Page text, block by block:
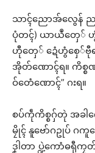
သာၚ်ညောအ်လွေန် ညး
ပုံတၚ်) ယာယဳတှေ် ဟွံ
ဟီုတှေ် ဍေံဟွံစှေ်ဗီုရ
အိုတ်ဏောၚ်ရ။ ကိစ္စ
ဝ်တေံဏောၚ်” ဂးရ။
စပ်ကဵုကိစ္စဂှ်တုဲ အခါ
မၠိုၚ် နူဗော်ဂဥုပ် ဂကူက
ဒၞါတာ ပ္ဍဲကောံဓရီု